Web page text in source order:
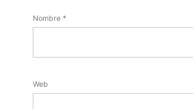
Nombre *
Web